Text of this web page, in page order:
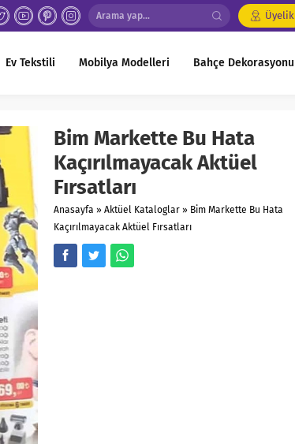
Üyelik
Ev Tekstili Mobilya Modelleri Bahçe Dekorasyonu
Bim Markette Bu Hata
Kaçırılmayacak Aktüel
Fırsatları
Anasayfa » Aktüel Kataloglar » Bim Markette Bu Hata
Kaçırılmayacak Aktüel Fırsatları